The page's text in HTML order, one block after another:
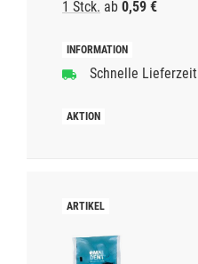
1 Stck. ab 0,59 €
Schnelle Lieferzeit